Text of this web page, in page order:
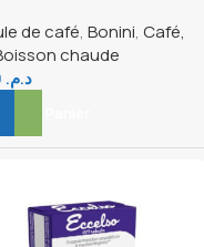
de café, Bonini, Café,
chaude
د.م.
Au Panier